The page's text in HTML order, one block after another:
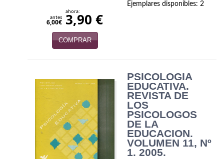
Ejemplares disponibles: 2
antes
6,00€
ahora:
3,90 €
COMPRAR
PSICOLOGIA
EDUCATIVA.
REVISTA DE
LOS
PSICOLOGOS
DE LA
EDUCACION.
VOLUMEN 11, Nº
1. 2005.